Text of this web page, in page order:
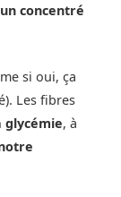
un concentré
si oui, ça
Les fibres
glycémie, à